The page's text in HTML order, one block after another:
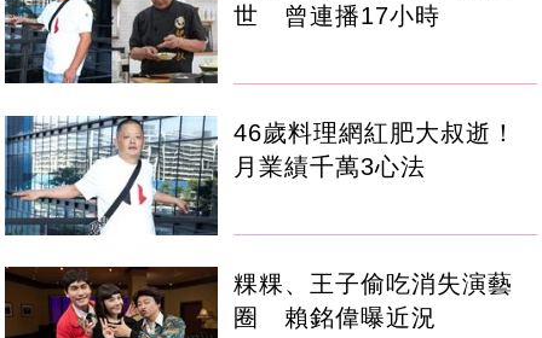
世 曾連播17小時
46歲料理網紅肥大叔逝！
月業績千萬3心法
粿粿、王子偷吃消失演藝
圈 賴銘偉曝近況